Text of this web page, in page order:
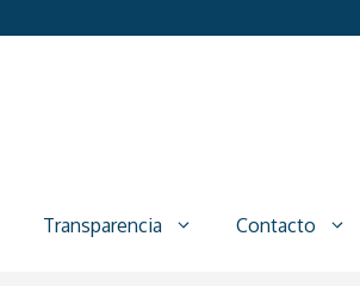
Transparencia Contacto